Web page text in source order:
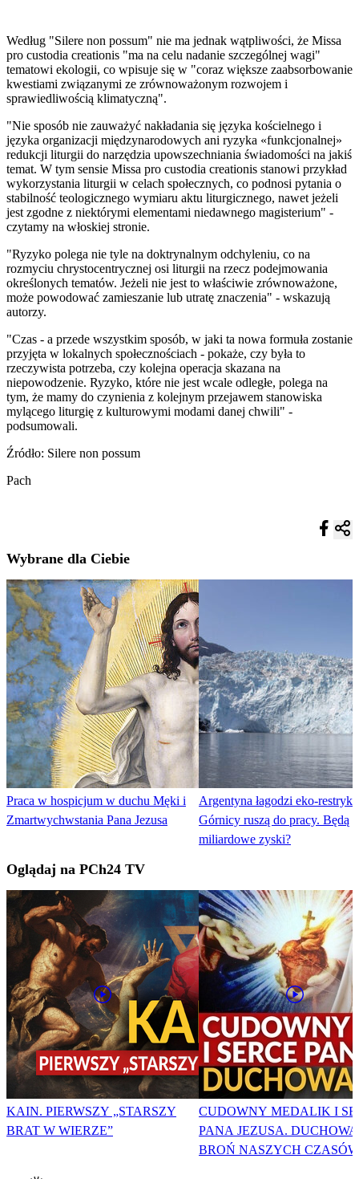
Według "Silere non possum" nie ma jednak wątpliwości, że Missa
pro custodia creationis "ma na celu nadanie szczególnej wagi"
tematowi ekologii, co wpisuje się w "coraz większe zaabsorbowanie
kwestiami związanymi ze zrównoważonym rozwojem i
sprawiedliwością klimatyczną".
"Nie sposób nie zauważyć nakładania się języka kościelnego i
języka organizacji międzynarodowych ani ryzyka «funkcjonalnej»
redukcji liturgii do narzędzia upowszechniania świadomości na jakiś
temat. W tym sensie Missa pro custodia creationis stanowi przykład
wykorzystania liturgii w celach społecznych, co podnosi pytania o
stabilność teologicznego wymiaru aktu liturgicznego, nawet jeżeli
jest zgodne z niektórymi elementami niedawnego magisterium" -
czytamy na włoskiej stronie.
"Ryzyko polega nie tyle na doktrynalnym odchyleniu, co na
rozmyciu chrystocentrycznej osi liturgii na rzecz podejmowania
określonych tematów. Jeżeli nie jest to właściwie zrównoważone,
może powodować zamieszanie lub utratę znaczenia" - wskazują
autorzy.
"Czas - a przede wszystkim sposób, w jaki ta nowa formuła zostanie
przyjęta w lokalnych społecznościach - pokaże, czy była to
rzeczywista potrzeba, czy kolejna operacja skazana na
niepowodzenie. Ryzyko, które nie jest wcale odległe, polega na
tym, że mamy do czynienia z kolejnym przejawem stanowiska
mylącego liturgię z kulturowymi modami danej chwili" -
podsumowali.
Źródło: Silere non possum
Pach
Wybrane dla Ciebie
Praca w hospicjum w duchu Męki i
Zmartwychwstania Pana Jezusa
Argentyna łagodzi eko-
Górnicy ruszą do pracy. Będą
miliardowe zyski?
Oglądaj na PCh24 TV
KAIN. PIERWSZY „STARSZY
BRAT W WIERZE”
CUDOWNY MEDALIK I
PANA JEZUSA. DUCHOWA
BROŃ NASZYCH